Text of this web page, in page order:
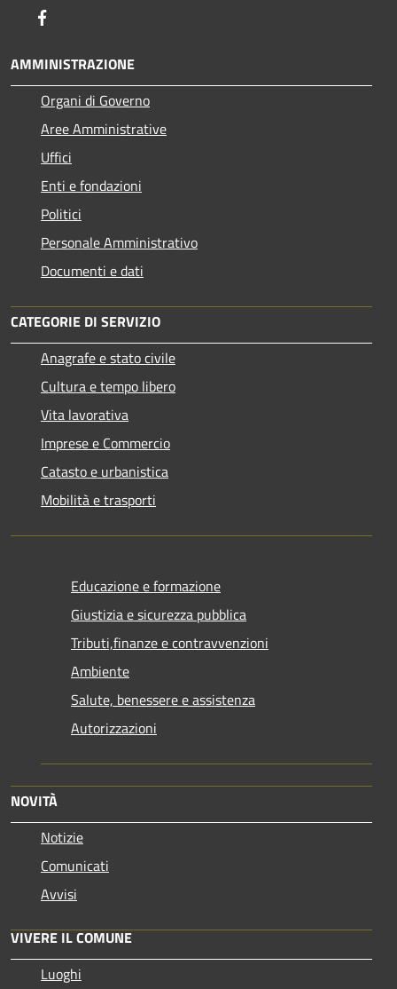
AMMINISTRAZIONE
Organi di Governo
Aree Amministrative
Uffici
Enti e fondazioni
Politici
Personale Amministrativo
Documenti e dati
CATEGORIE DI SERVIZIO
Anagrafe e stato civile
Cultura e tempo libero
Vita lavorativa
Imprese e Commercio
Catasto e urbanistica
Mobilità e trasporti
Educazione e formazione
Giustizia e sicurezza pubblica
Tributi,finanze e contravvenzioni
Ambiente
Salute, benessere e assistenza
Autorizzazioni
NOVITÀ
Notizie
Comunicati
Avvisi
VIVERE IL COMUNE
Luoghi